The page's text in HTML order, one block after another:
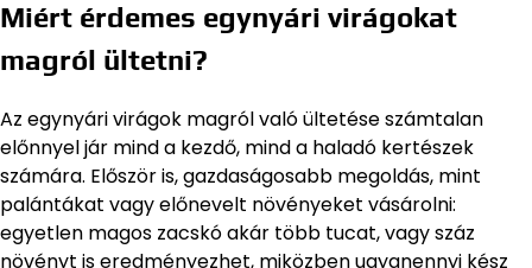
Miért érdemes egynyári virágokat
magról ültetni?
Az egynyári virágok magról való ültetése számtalan
előnnyel jár mind a kezdő, mind a haladó kertészek
számára. Először is, gazdaságosabb megoldás, mint
palántákat vagy előnevelt növényeket vásárolni:
egyetlen magos zacskó akár több tucat, vagy száz
növényt is eredményezhet, miközben ugyanennyi kész